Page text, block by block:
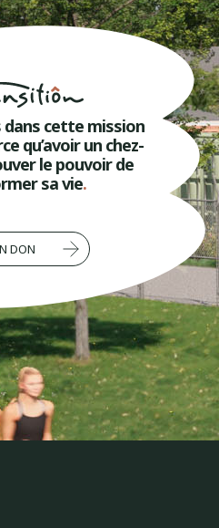
dans cette mission
qu’avoir un chez-
le pouvoir de
sa vie.
DON